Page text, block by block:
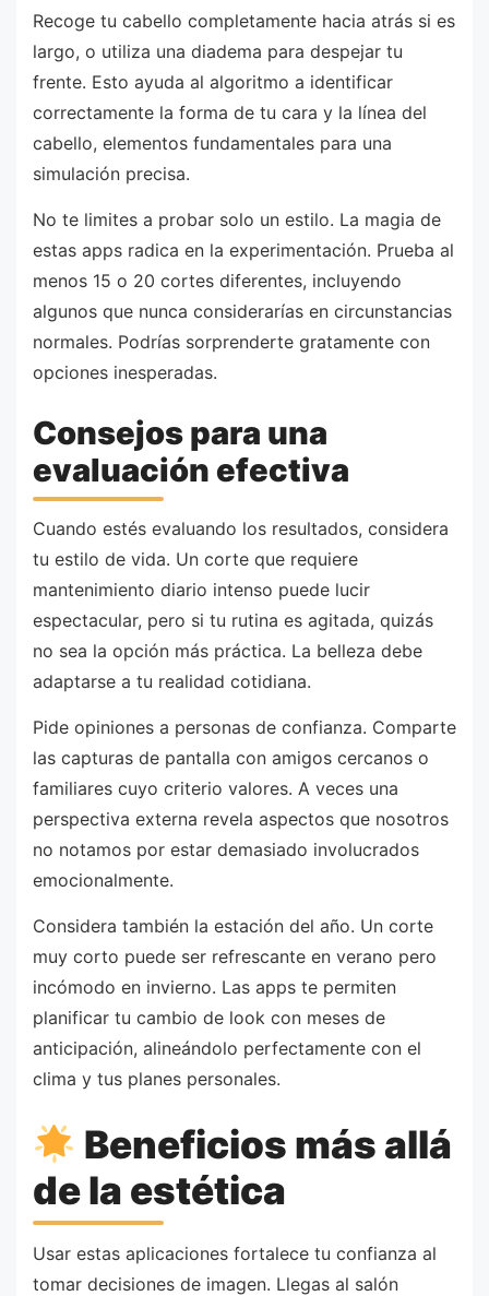
Recoge tu cabello completamente hacia atrás si es
largo, o utiliza una diadema para despejar tu
frente. Esto ayuda al algoritmo a identificar
correctamente la forma de tu cara y la línea del
cabello, elementos fundamentales para una
simulación precisa.
No te limites a probar solo un estilo. La magia de
estas apps radica en la experimentación. Prueba al
menos 15 o 20 cortes diferentes, incluyendo
algunos que nunca considerarías en circunstancias
normales. Podrías sorprenderte gratamente con
opciones inesperadas.
Consejos para una
evaluación efectiva
Cuando estés evaluando los resultados, considera
tu estilo de vida. Un corte que requiere
mantenimiento diario intenso puede lucir
espectacular, pero si tu rutina es agitada, quizás
no sea la opción más práctica. La belleza debe
adaptarse a tu realidad cotidiana.
Pide opiniones a personas de confianza. Comparte
las capturas de pantalla con amigos cercanos o
familiares cuyo criterio valores. A veces una
perspectiva externa revela aspectos que nosotros
no notamos por estar demasiado involucrados
emocionalmente.
Considera también la estación del año. Un corte
muy corto puede ser refrescante en verano pero
incómodo en invierno. Las apps te permiten
planificar tu cambio de look con meses de
anticipación, alineándolo perfectamente con el
clima y tus planes personales.
Beneficios más allá
de la estética
Usar estas aplicaciones fortalece tu confianza al
tomar decisiones de imagen. Llegas al salón